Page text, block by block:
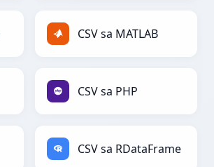
CSV sa MATLAB
CSV sa PHP
CSV sa RDataFrame